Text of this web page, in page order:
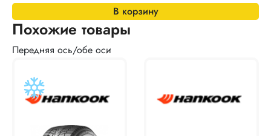
В корзину
Похожие товары
Передняя ось/обе оси